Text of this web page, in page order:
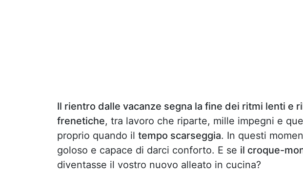
Il rientro dalle vacanze segna la fine dei ritmi lenti e
frenetiche, tra lavoro che riparte, mille impegni e
proprio quando il tempo scarseggia. In questi
goloso e capace di darci conforto. E se il croque-
diventasse il vostro nuovo alleato in cucina?